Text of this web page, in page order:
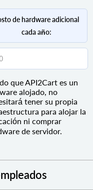
de hardware adicional
cada año:
que API2Cart es un
alojado, no
tener su propia
para alojar la
ni comprar
de servidor.